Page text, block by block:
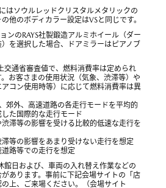
はソウルレッドクリスタルメタリックの
他のボディカラー設定はVSと同じです。
ンのRAYS社製鍛造アルミホイール（ダー
を選択した場合、ドアミラーはピアノブ
交通省審査値で、燃料消費率は定められ
お客さまの使用状況（気象、渋滞等）や
コン使用時等）に応じて燃料消費率は異
郊外、高速道路の各走行モードを平均的
た国際的な走行モード
滞等の影響を受ける比較的低速な走行を
等の影響をあまり受けない走行を想定
路等での走行を想定
館日および、車両の入れ替え作業などの
あります。事前に下記会場サイトの「店
上、ご来場ください。（会場サイト